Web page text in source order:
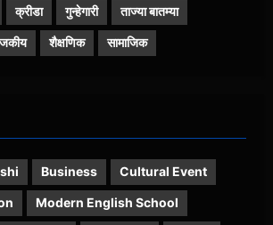
क्रीडा गुन्हेगारी ताज्या बातम्या
शैक्षणिक सामाजिक
Business Cultural Event
Modern English School